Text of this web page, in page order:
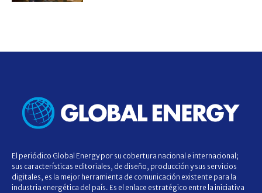
El periódico Global Energy por su cobertura nacional e internacional;
sus características editoriales, de diseño, producción y sus servicios
digitales, es la mejor herramienta de comunicación existente para la
industria energética del país. Es el enlace estratégico entre la iniciativa